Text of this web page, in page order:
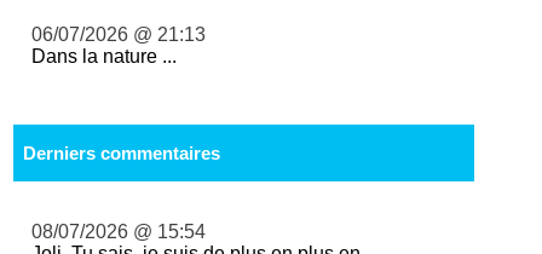
06/07/2026 @ 21:13
Dans la nature ...
Derniers commentaires
08/07/2026 @ 15:54